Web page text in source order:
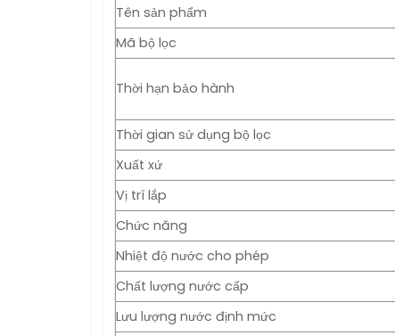
Tên sản phẩm
Mã bộ lọc
Thời hạn bảo hành
Thời gian sử dụng bộ lọc
Xuất xứ
Vị trí lắp
Chức năng
Nhiệt độ nước cho phép
Chất lượng nước cấp
Lưu lượng nước định mức